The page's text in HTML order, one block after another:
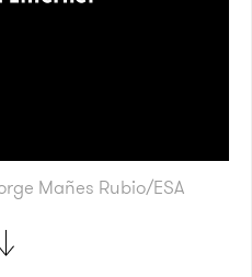
Mañes Rubio/ESA